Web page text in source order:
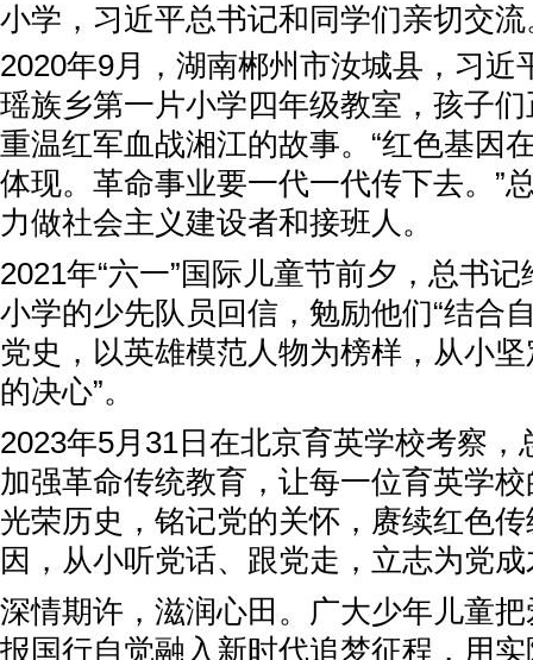
小学，习近平总书记和同学们亲切交流
2020年9月，湖南郴州市汝城县，习近
瑶族乡第一片小学四年级教室，孩子
重温红军血战湘江的故事。“红色基因
体现。革命事业要一代一代传下去。”
力做社会主义建设者和接班人。
2021年“六一”国际儿童节前夕，总书
小学的少先队员回信，勉励他们“结合
党史，以英雄模范人物为榜样，从小
的决心”。
2023年5月31日在北京育英学校考察，
加强革命传统教育，让每一位育英学
光荣历史，铭记党的关怀，赓续红色
因，从小听党话、跟党走，立志为党
深情期许，滋润心田。广大少年儿童
报国行自觉融入新时代追梦征程，用实